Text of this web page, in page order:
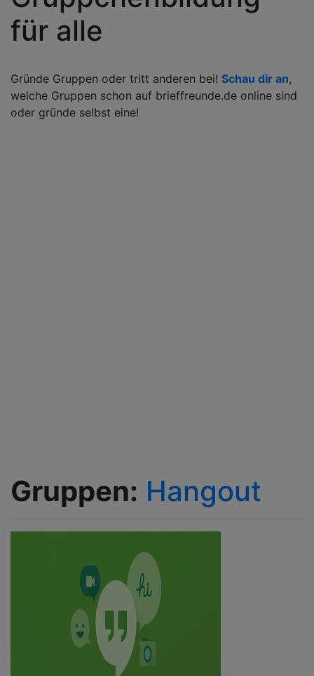
für alle
Gründe Gruppen oder tritt anderen bei! Schau dir an,
welche Gruppen schon auf brieffreunde.de online sind
oder gründe selbst eine!
Gruppen: Hangout